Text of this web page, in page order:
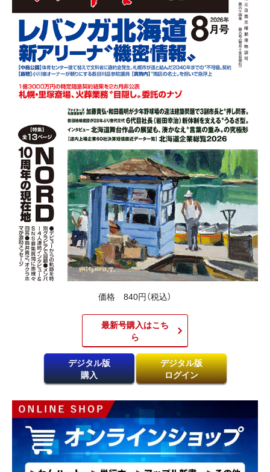
価格 840円（税込）
最新号購入はこち
ら​
デジタル版
購入
デジタル版
ログイン